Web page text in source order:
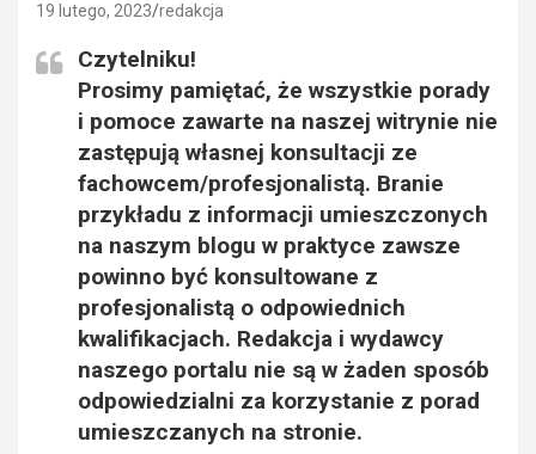
19 lutego, 2023 redakcja
Czytelniku!
Prosimy pamiętać, że wszystkie porady
i pomoce zawarte na naszej witrynie nie
zastępują własnej konsultacji ze
fachowcem/profesjonalistą. Branie
przykładu z informacji umieszczonych
na naszym blogu w praktyce zawsze
powinno być konsultowane z
profesjonalistą o odpowiednich
kwalifikacjach. Redakcja i wydawcy
naszego portalu nie są w żaden sposób
odpowiedzialni za korzystanie z porad
umieszczanych na stronie.